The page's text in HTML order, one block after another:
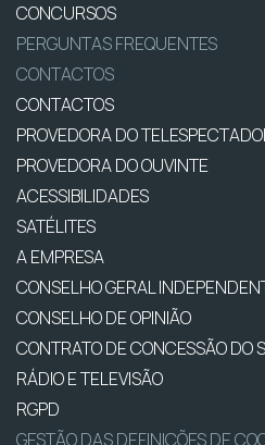
CONCURSOS
PERGUNTAS FREQUENTES
CONTACTOS
CONTACTOS
PROVEDORA DO
PROVEDORA DO OUVINTE
ACESSIBILIDADES
SATÉLITES
A EMPRESA
CONSELHO GERAL
CONSELHO DE OPINIÃO
CONTRATO DE CONCESSÃO DO
RÁDIO E TELEVISÃO
RGPD
GESTÃO DAS DEFINIÇÕES DE